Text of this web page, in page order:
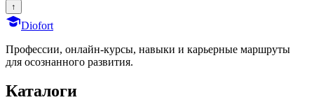
↑
Diofort
Профессии, онлайн-курсы, навыки и карьерные маршруты
для осознанного развития.
Каталоги